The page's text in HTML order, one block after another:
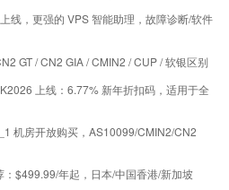
线，更强的 VPS 智能助理，故障诊断/软件
GT / CN2 GIA / CMIN2 / CUP / 软银区别
上线：6.77% 新年折扣码，适用于全
机房开放购买，AS10099/CMIN2/CN2
$499.99/年起，日本/中国香港/新加坡